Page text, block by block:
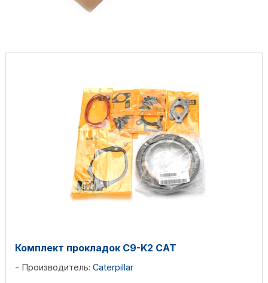
Комплект прокладок C9-K2 CAT
Производитель: Caterpillar